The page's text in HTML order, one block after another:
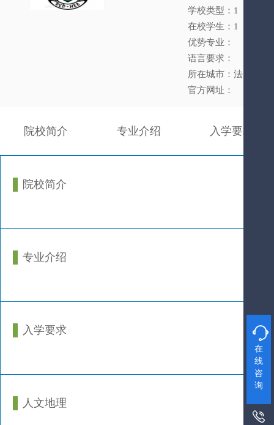
学校类型：1
在校学生：1
优势专业：
语言要求：
所在城市：法国
官方网址：
院校简介 专业介绍 入学要求
院校简介
专业介绍
入学要求
人文地理

在
线
咨
询
